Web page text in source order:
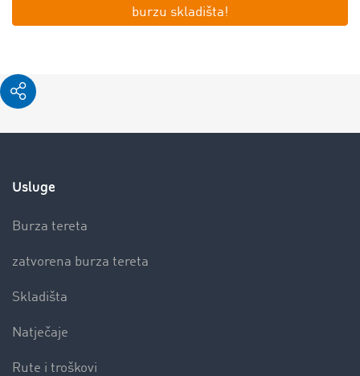
burzu skladišta!
Usluge
Burza tereta
zatvorena burza tereta
Skladišta
Natječaje
Rute i troškovi